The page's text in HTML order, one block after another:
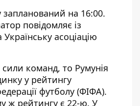
на 16:00.
повідомляє із
Українську асоціацію
команд, то Румунія
у рейтингу
футболу (ФІФА).
ж рейтингу є 22-ю. У